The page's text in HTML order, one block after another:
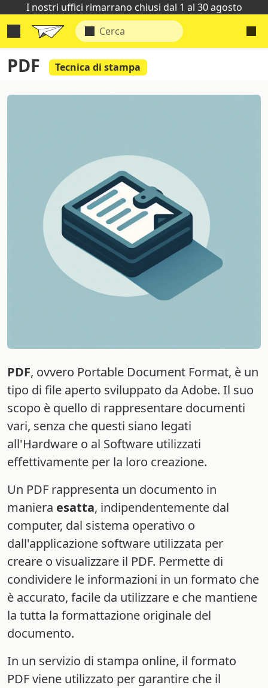
I nostri uffici rimarrano chiusi dal 1 al 30 agosto
PDF Tecnica di stampa
PDF, ovvero Portable Document Format, è un
tipo di file aperto sviluppato da Adobe. Il suo
scopo è quello di rappresentare documenti
vari, senza che questi siano legati
all'Hardware o al Software utilizzati
effettivamente per la loro creazione.
Un PDF rappresenta un documento in
maniera esatta, indipendentemente dal
computer, dal sistema operativo o
dall'applicazione software utilizzata per
creare o visualizzare il PDF. Permette di
condividere le informazioni in un formato che
è accurato, facile da utilizzare e che mantiene
la tutta la formattazione originale del
documento.
In un servizio di stampa online, il formato
PDF viene utilizzato per garantire che il